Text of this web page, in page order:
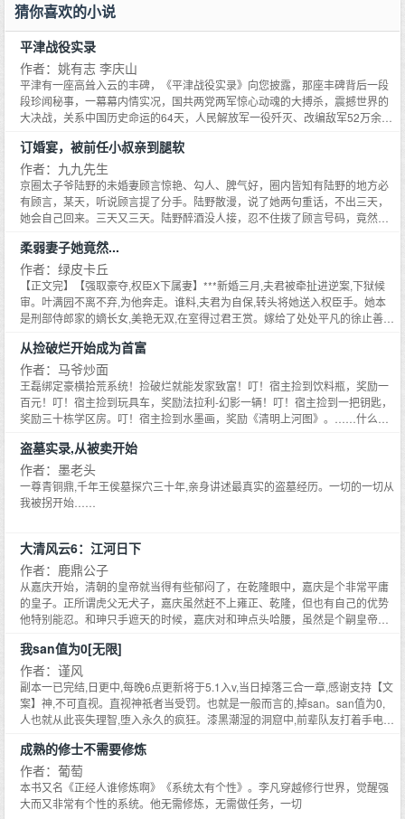
大二百倍后清晰地显示——地下一千二百米处的岩壳里，竟然镶嵌着一架日式
重型轰炸机！这是阴谋还是超自然力？如果不是扯淡的空间扭曲，那么，是什
么疯狂的力量让飞机出现在那里？！或者，这是战败前，日本军队进行的别具
深意的举动？带着疑惑和不解，我们作为数支勘探队中的一股，凭着绝大的勇
气，从三十多米大的洞穴裂口进入地层，开始了惊悚诡异的旅程。直到现在，
我依然在想，如果那时候我们没有唯物主义者坚定的信仰，在看到地层中埋藏
的一切后，我们还能在那片让人绝望的黑暗中坚持下去吗？
猜你喜欢的小说
平津战役实录
作者：姚有志 李庆山
平津有一座高耸入云的丰碑，《平津战役实录》向您披露，那座丰碑背后一段
段珍闻秘事，一幕幕内情实况，国共两党两军惊心动魂的大搏杀，震撼世界的
大决战，关系中国历史命运的64天，人民解放军一役歼灭、改编敌军52万余
订婚宴，被前任小叔亲到腿软
作者：九九先生
京圈太子爷陆野的未婚妻顾言惊艳、勾人、脾气好，圈内皆知有陆野的地方必
有顾言，某天，听说顾言提了分手。陆野散漫，说了她两句重话，不出三天，
她会自己回来。三天又三天。陆野醉酒没人接，忍不住拨了顾言号码，竟然被
听说陆野不顾暴雨狼狈，偏执的在前女友家门口站了一夜。第二天，那扇门终
于打开。言言！我想你…一抹颀长的身影裹着浴巾走来。小叔？……言言？那
个骄矜尊高的男人揽顾言入怀，睨向陆野，你该改口了。那晚，顾言把陆野的
小叔给睡了，第二天她又怕又后悔，转身就逃。她辞了工作，换了住处。电梯
遇到他，她假装等下一趟。直到她在酒吧与人相亲，直接被人掳走。逼仄的小
出他手掌心。
柔弱妻子她竟然...
作者：绿皮卡丘
【正文完】【强取豪夺,权臣X下属妻】***新婚三月,夫君被牵扯进逆案,下狱候
审。叶满园不离不弃,为他奔走。谁料,夫君为自保,转头将她送入权臣手。她本
是刑部侍郎家的嫡长女,美艳无双,在室得过君王赏。嫁给了处处平凡的徐止善,
分,爱护她、迷恋她。却原来,这些都是假象。当夜,权臣居高临下地看着她,声音
喑哑：等你很久了。*镇国公裴济,军中自底层摸爬滚打上位的糙汉,面冷手狠心
硬,朝野上下无人不惧。他孑然一身,没有软肋,这日破天荒对下属之妻多打量了
两眼,便有人心领神会。入夜,人被送到他掌心。多年心结,在这一刻终于得到纾
解。你我曾订过亲啊,娘子不记得了？*不多日,徐止善身上罪责全消,出狱同时,接
镇国公的线,官运亨通指日可待,大丈夫何患无妻。可徐止善渐渐发现,他竟然如
此留恋曾经的那位小妻子。他寻回去,隔着道屏风匍匐在她的内室前,求她回头。
内室无人应声,唯有急促呼吸声隐约可闻。徐止善悄悄抬头。屏风上,身影一片狼
藉。***【阅读指南】1.女非男c。女主与前夫和离在前,与男主展开感情及其他
关系在后2.架空***【预收】《望帝春心》强取豪夺,暴君披马甲追妻《春昼短》
文案】太子姜彧近来有个烦恼。他的伴读、太傅家的长公子常怿,似乎看上了自
己的皇妹。皇妹不是亲皇妹。可她六岁起便养在皇后膝下,他与她的感情......很
深厚。她像一只受伤的小鹿。禁中娇养十年,一点风吹草动,仍轻易让她惊怯。这
样的皇妹,怎么能放心让她出宫受苦？*小公主谌添意近来很得意。她耍了点小
手段,便让京城第一贵公子折腰,发誓非她不娶。没办法,她父母双亡,无人依靠,必
须为自己的未来筹谋。权衡利弊,常怿是最佳人选。寄居禁中十年,谌添意练就一
手装柔弱扮可怜的好本事。收服常怿,不在话下。*后来果如她预想的那样,常怿
求娶,天子赐婚。谌添意阔别禁中,回到空旷的谌府待嫁。一切顺利。谁料,某夜,
谌府迎来了位不速之客。昔日最是温润守礼的皇兄,面容阴鸷地扣住她的腰。最
情浓的时候,他哑着声音求她：能不能不要走？虽然很爽,谌添意仍摇头,不行,我
还是要和他成亲的。***（解除兄妹关系在前,发展感情及其他关系在后）
从捡破烂开始成为首富
作者：马爷炒面
王磊绑定豪横拾荒系统！捡破烂就能发家致富！叮！宿主捡到饮料瓶，奖励一
百元！叮！宿主捡到玩具车，奖励法拉利-幻影一辆！叮！宿主捡到一把钥匙，
奖励三十栋学区房。叮！宿主捡到水墨画，奖励《清明上河图》。……什么？
某国总统跪求他去当总统……王磊表示：我只是很喜欢捡破烂这份很有钱途的
职业罢了，钞票啊什么的都是浮云……
盗墓实录,从被卖开始
作者：墨老头
一尊青铜鼎,千年王侯墓探穴三十年,亲身讲述最真实的盗墓经历。一切的一切从
我被拐开始……
大清风云6：江河日下
作者：鹿鼎公子
从嘉庆开始，清朝的皇帝就当得有些郁闷了，在乾隆眼中，嘉庆是个非常平庸
的皇子。正所谓虎父无犬子，嘉庆虽然赶不上雍正、乾隆，但也有自己的优势
他特别能忍。和珅只手遮天的时候，嘉庆对和珅点头哈腰，虽然是个嗣皇帝，
和珅，将其与外界隔离，然后再一举拿下，抄掉和珅的家，逼迫其自尽。整个
过程做得相当漂亮，光从这件事就可以看出，嘉庆并不是一个没有头脑的皇
帝。 在嘉庆还是嗣皇帝的时候，白莲教就闹得风风火火，嘉庆刚掌权的时候，
就致力于平定白莲教起义。为了平定这场叛乱，嘉庆花去了两亿两白银，如果
不是从和珅家里抄出 了一大堆银子，光是平定这次起义，清政府的财政可能就
觉得自己很仁义，可为什么倒霉的事情全都让自己碰上了。先是一个疯子为了
出名，在紫禁城里准备刺杀他。更可气的是，这个刺客出现后，一帮侍卫居然
都吓得闪开，虽然贴身侍卫扎克塔尔和巴丹多尔济很英勇， 摆平了这个刺客，
但其他人的表现着实让嘉庆心里拔凉拔凉的。这事发生后不久，天理教徒勾结
宫廷太监，在紫禁城内 发动叛变。这对嘉庆的打击非常大，自古造反都是发生
我san值为0[无限]
作者：谨风
副本一已完结,日更中,每晚6点更新将于5.1入v,当日掉落三合一章,感谢支持【文
案】神,不可直视。直视神祇者当受罚。也就是一般而言的,掉san。san值为0,
人也就从此丧失理智,堕入永久的疯狂。漆黑潮湿的洞窟中,前辈队友打着手电,
红彤彤的san值。0。很好,她默默移开视线。非常……稳定。#我精神状态超好
##只要san值为0,就不会掉san#——————黑影幢幢,黏浊土壤逐渐隆起,放射
出道道扭曲土痕,在一侧路灯下映出与原本形状不相匹配的高耸黑影,繁杂的嘶嘶
声似从遥远处传来,尤带回响。那是母神影像化身的仆从,见之将受到不可名状的
成熟的修士不需要修炼
作者：葡萄
本书又名《正经人谁修炼啊》《系统太有个性》。李凡穿越修行世界，觉醒强
大而又非常有个性的系统。他无需修炼，无需做任务，一切